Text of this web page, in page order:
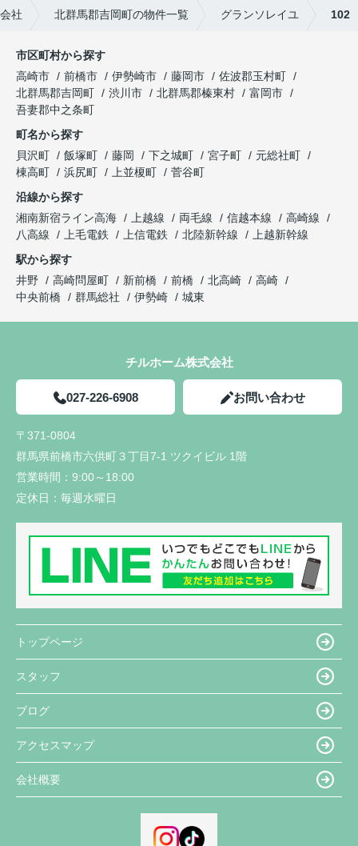
社 北群馬郡吉岡町の物件一覧 グランソレイユ 102
市区町村から探す
高崎市
前橋市 伊勢崎市 藤岡市
佐波郡玉村町
北群馬郡吉岡町
渋川市 北群馬郡榛東村
富岡市
吾妻郡中之条町
町名から探す
貝沢町
飯塚町 藤岡 下之城町 宮子町
元総社町
棟高町
浜尻町 上並榎町
菅谷町
沿線から探す
湘南新宿ライン高海
上越線 両毛線 信越本線
高崎線
八高線
上毛電鉄 上信電鉄 北陸新幹線
上越新幹線
駅から探す
井野
高崎問屋町 新前橋 前橋 北高崎
高崎
中央前橋
群馬総社 伊勢崎 城東
チルホーム株式会社
027-226-6908 お問い合わせ
〒371-0804
群馬県前橋市六供町３丁目7-1 ツクイビル 1階
営業時間： 9:00～18:00
定休日： 毎週水曜日
トップページ
スタッフ
ブログ
アクセスマップ
会社概要